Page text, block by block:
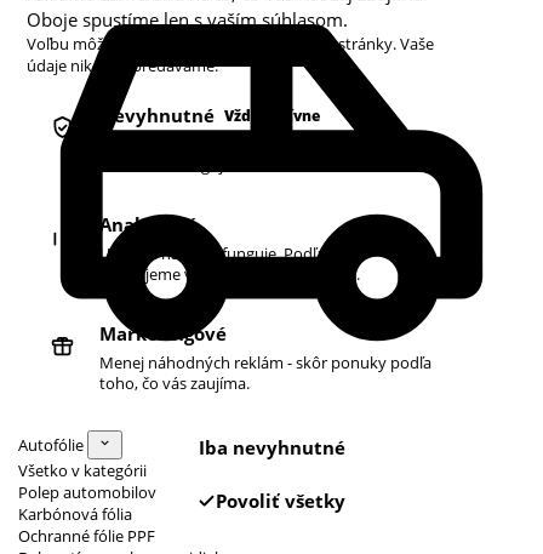
Autofólie
Všetko v kategórii
Polep automobilov
Karbónová fólia
Ochranné fólie PPF
Oboje spustíme len s vaším súhlasom.
Voľbu môžete kedykoľvek zmeniť v pätičke stránky. Vaše
údaje nikdy nepredávame.
Nevyhnutné Vždy aktívne
Analytické
Ukazujú nám, čo funguje. Podľa toho
zlepšujeme vyhľadávanie aj ponuku.
Marketingové
Menej náhodných reklám - skôr ponuky podľa
toho, čo vás zaujíma.
Iba nevyhnutné
Povoliť všetky